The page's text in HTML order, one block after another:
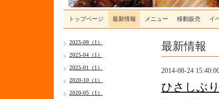
トップページ 最新情報 メニュー 移動販売 イ
最新情報
2014-08-24
ひさしぶ
2025-09（1）
2025-04（1）
2025-01（1）
2020-10（1）
2020-05（1）